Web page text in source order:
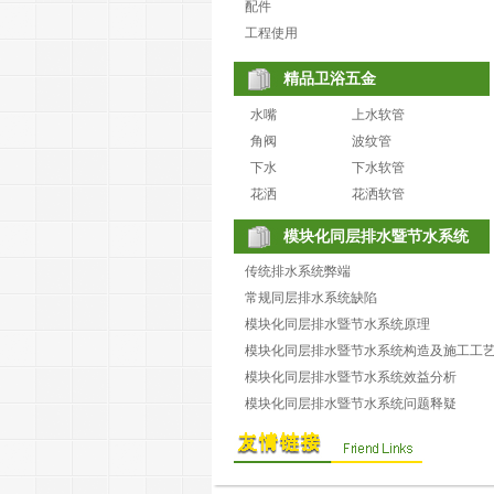
配件
工程使用
精品卫浴五金
水嘴
上水软管
角阀
波纹管
下水
下水软管
花洒
花洒软管
模块化同层排水暨节水系统
传统排水系统弊端
常规同层排水系统缺陷
模块化同层排水暨节水系统原理
模块化同层排水暨节水系统构造及施工工
模块化同层排水暨节水系统效益分析
模块化同层排水暨节水系统问题释疑